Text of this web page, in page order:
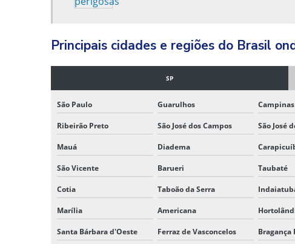
Principais cidades e regiões do Brasil
SP
São Paulo Guarulhos Campinas
Ribeirão Preto São José dos Campos São José
Mauá Diadema
São Vicente Barueri Taubaté
Cotia Taboão da Serra
Marília Americana
Santa Bárbara d'Oeste Ferraz de Vasconcelos Bragança